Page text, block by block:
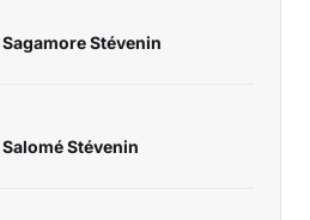
Stévenin
Stévenin